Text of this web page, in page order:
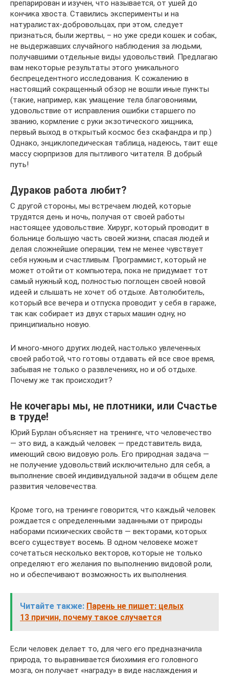
препарирован и изучен, что называется, от ушей до
кончика хвоста. Ставились эксперименты и на
натуралистах-добровольцах, при этом, следует
признаться, были жертвы, – но уже среди кошек и собак,
не выдержавших случайного наблюдения за людьми,
получавшими отдельные виды удовольствий. Предлагаю
вам некоторые результаты этого уникального
беспрецедентного исследования. К сожалению в
настоящий сокращенный обзор не вошли иные пункты
(такие, например, как умащение тела благовониями,
удовольствие от исправления ошибки старшего по
званию, кормление с руки экзотического хищника,
первый выход в открытый космос без скафандра и пр.)
Однако, энциклопедическая таблица, надеюсь, таит еще
массу сюрпризов для пытливого читателя. В добрый
путь!
Дураков работа любит?
С другой стороны, мы встречаем людей, которые
трудятся день и ночь, получая от своей работы
настоящее удовольствие. Хирург, который проводит в
больнице большую часть своей жизни, спасая людей и
делая сложнейшие операции, тем не менее чувствует
себя нужным и счастливым. Программист, который не
может отойти от компьютера, пока не придумает тот
самый нужный код, полностью поглощен своей новой
идеей и слышать не хочет об отдыхе. Автолюбитель,
который все вечера и отпуска проводит у себя в гараже,
так как собирает из двух старых машин одну, но
принципиально новую.
И много-много других людей, настолько увлеченных
своей работой, что готовы отдавать ей все свое время,
забывая не только о развлечениях, но и об отдыхе.
Почему же так происходит?
Не кочегары мы, не плотники, или Счастье
в труде!
Юрий Бурлан объясняет на тренинге, что человечество
— это вид, а каждый человек — представитель вида,
имеющий свою видовую роль. Его природная задача —
не получение удовольствий исключительно для себя, а
выполнение своей индивидуальной задачи в общем деле
развития человечества.
Кроме того, на тренинге говорится, что каждый человек
рождается с определенными заданными от природы
наборами психических свойств — векторами, которых
всего существует восемь. В одном человеке может
сочетаться несколько векторов, которые не только
определяют его желания по выполнению видовой роли,
но и обеспечивают возможность их выполнения.
Читайте также: Парень не пишет: целых
13 причин, почему такое случается
Если человек делает то, для чего его предназначила
природа, то выравнивается биохимия его головного
мозга, он получает «награду» в виде наслаждения и